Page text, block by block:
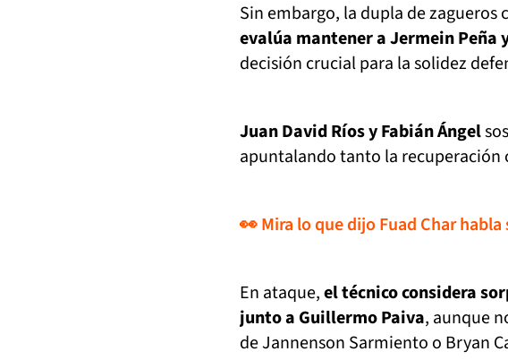
Sin embargo, la dupla de zagueros
evalúa mantener a Jermein Peña
decisión crucial para la solidez
Juan David Ríos y Fabián Ángel
apuntalando tanto la
👀 Mira lo que dijo Fuad Char
En ataque,el técnico considera
junto a Guillermo Paiva, aunque
de Jannenson Sarmiento o Bryan